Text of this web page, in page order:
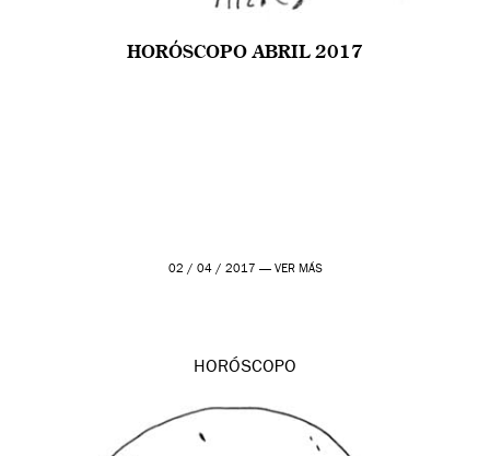
HORÓSCOPO ABRIL 2017
02 / 04 / 2017 — VER MÁS
HORÓSCOPO